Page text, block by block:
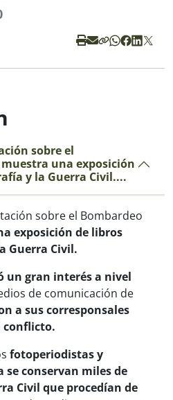
sobre el
una exposición
y la Guerra Civil....
sobre el Bombardeo
exposición de libros
Guerra Civil.
un gran interés a nivel
de comunicación de
a sus corresponsales
conflicto.
fotoperiodistas y
se conservan miles de
Civil que procedían de